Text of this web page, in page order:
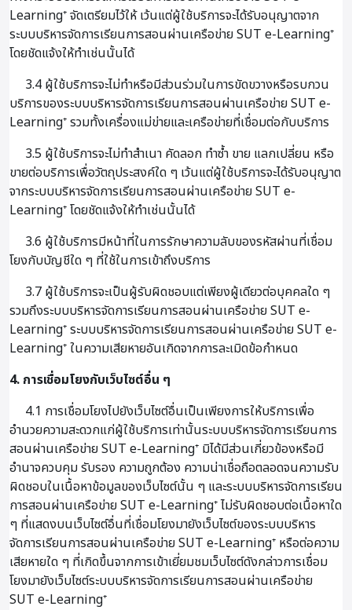
Learning⁺ จัดเตรียมไว้ให้ เว้นแต่ผู้ใช้บริการจะได้รับอนุญาตจาก
ระบบบริหารจัดการเรียนการสอนผ่านเครือข่าย SUT e-Learning⁺
โดยชัดแจ้งให้ทำเช่นนั้นได้
3.4 ผู้ใช้บริการจะไม่ทำหรือมีส่วนร่วมในการขัดขวางหรือรบกวน
บริการของระบบบริหารจัดการเรียนการสอนผ่านเครือข่าย SUT e-
Learning⁺ รวมทั้งเครื่องแม่ข่ายและเครือข่ายที่เชื่อมต่อกับบริการ
3.5 ผู้ใช้บริการจะไม่ทำสำเนา คัดลอก ทำซ้ำ ขาย แลกเปลี่ยน หรือ
ขายต่อบริการเพื่อวัตถุประสงค์ใด ๆ เว้นแต่ผู้ใช้บริการจะได้รับอนุญาต
จากระบบบริหารจัดการเรียนการสอนผ่านเครือข่าย SUT e-
Learning⁺ โดยชัดแจ้งให้ทำเช่นนั้นได้
3.6 ผู้ใช้บริการมีหน้าที่ในการรักษาความลับของรหัสผ่านที่เชื่อม
โยงกับบัญชีใด ๆ ที่ใช้ในการเข้าถึงบริการ
3.7 ผู้ใช้บริการจะเป็นผู้รับผิดชอบแต่เพียงผู้เดียวต่อบุคคลใด ๆ
รวมถึงระบบบริหารจัดการเรียนการสอนผ่านเครือข่าย SUT e-
Learning⁺ ระบบบริหารจัดการเรียนการสอนผ่านเครือข่าย SUT e-
Learning⁺ ในความเสียหายอันเกิดจากการละเมิดข้อกำหนด
4. การเชื่อมโยงกับเว็บไซต์อื่น ๆ
4.1 การเชื่อมโยงไปยังเว็บไซต์อื่นเป็นเพียงการให้บริการเพื่อ
อำนวยความสะดวกแก่ผู้ใช้บริการเท่านั้นระบบบริหารจัดการเรียนการ
สอนผ่านเครือข่าย SUT e-Learning⁺ มิได้มีส่วนเกี่ยวข้องหรือมี
อำนาจควบคุม รับรอง ความถูกต้อง ความน่าเชื่อถือตลอดจนความรับ
ผิดชอบในเนื้อหาข้อมูลของเว็บไซต์นั้น ๆ และระบบบริหารจัดการเรียน
การสอนผ่านเครือข่าย SUT e-Learning⁺ ไม่รับผิดชอบต่อเนื้อหาใด
ๆ ที่แสดงบนเว็บไซต์อื่นที่เชื่อมโยงมายังเว็บไซต์ของระบบบริหาร
จัดการเรียนการสอนผ่านเครือข่าย SUT e-Learning⁺ หรือต่อความ
เสียหายใด ๆ ที่เกิดขึ้นจากการเข้าเยี่ยมชมเว็บไซต์ดังกล่าวการเชื่อม
โยงมายังเว็บไซต์ระบบบริหารจัดการเรียนการสอนผ่านเครือข่าย
SUT e-Learning⁺